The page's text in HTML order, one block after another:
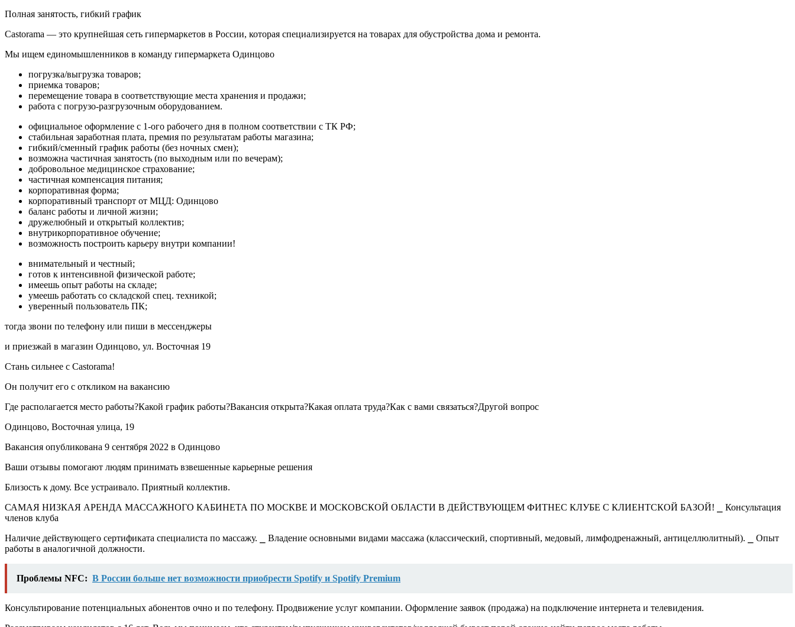
Полная занятость, гибкий график
Castorama — это крупнейшая сеть гипермаркетов в России, которая специализируется на товарах для обустройства дома и ремонта.
Мы ищем единомышленников в команду гипермаркета Одинцово
погрузка/выгрузка товаров;
приемка товаров;
перемещение товара в соответствующие места хранения и продажи;
работа с погрузо-разгрузочным оборудованием.
официальное оформление с 1-ого рабочего дня в полном соответствии с ТК РФ;
стабильная заработная плата, премия по результатам работы магазина;
гибкий/сменный график работы (без ночных смен);
возможна частичная занятость (по выходным или по вечерам);
добровольное медицинское страхование;
частичная компенсация питания;
корпоративная форма;
корпоративный транспорт от МЦД: Одинцово
баланс работы и личной жизни;
дружелюбный и открытый коллектив;
внутрикорпоративное обучение;
возможность построить карьеру внутри компании!
внимательный и честный;
готов к интенсивной физической работе;
имеешь опыт работы на складе;
умеешь работать со складской спец. техникой;
уверенный пользователь ПК;
тогда звони по телефону или пиши в мессенджеры
и приезжай в магазин Одинцово, ул. Восточная 19
Стань сильнее с Castorama!
Он получит его с откликом на вакансию
Где располагается место работы?Какой график работы?Вакансия открыта?Какая оплата труда?Как с вами связаться?Другой вопрос
Одинцово, Восточная улица, 19
Вакансия опубликована 9 сентября 2022 в Одинцово
Ваши отзывы помогают людям принимать взвешенные карьерные решения
Близость к дому. Все устраивало. Приятный коллектив.
САМАЯ НИЗКАЯ АРЕНДА МАССАЖНОГО КАБИНЕТА ПО МОСКВЕ И МОСКОВСКОЙ ОБЛАСТИ В ДЕЙСТВУЮЩЕМ ФИТНЕС КЛУБЕ С КЛИЕНТСКОЙ БАЗОЙ! ⎯ Консультация
членов клуба
Наличие действующего сертификата специалиста по массажу. ⎯ Владение основными видами массажа (классический, спортивный, медовый, лимфодренажный, антицеллюлитный). ⎯ Опыт
работы в аналогичной должности.
Проблемы NFC: В России больше нет возможности приобрести Spotify и Spotify Premium
Консультирование потенциальных абонентов очно и по телефону. Продвижение услуг компании. Оформление заявок (продажа) на подключение интернета и телевидения.